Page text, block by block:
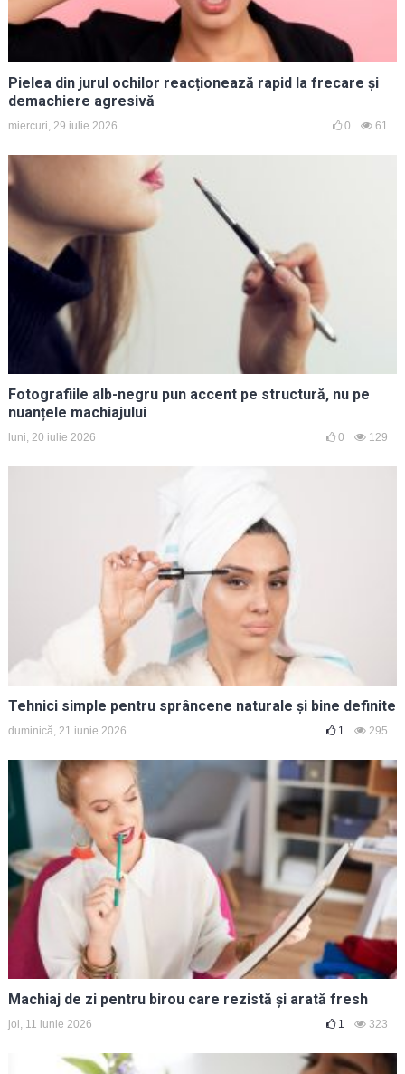
Pielea din jurul ochilor reacționează rapid la frecare și
demachiere agresivă
miercuri, 29 iulie 2026 0 61
Fotografiile alb-negru pun accent pe structură, nu pe
nuanțele machiajului
luni, 20 iulie 2026 0 129
Tehnici simple pentru sprâncene naturale și bine definite
duminică, 21 iunie 2026 1 295
Machiaj de zi pentru birou care rezistă și arată fresh
joi, 11 iunie 2026 1 323